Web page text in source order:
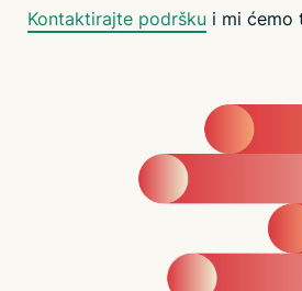
Kontaktirajte podršku i mi ćemo